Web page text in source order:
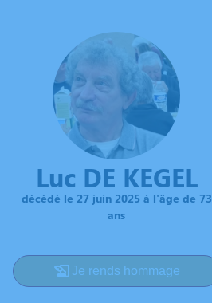
Luc DE KEGEL
décédé le 27 juin 2025 à l'âge de 73
ans
Je rends hommage